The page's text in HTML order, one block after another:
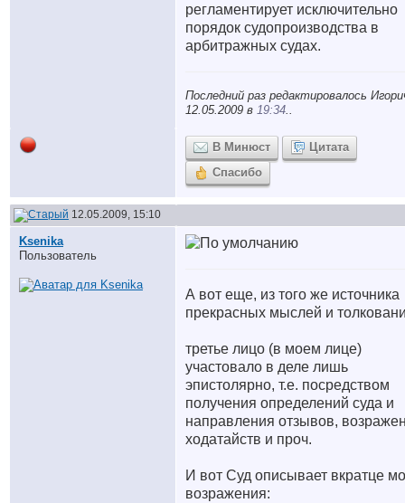
регламентирует исключительно
порядок судопроизводства в
арбитражных судах.
Последний раз редактировалось
12.05.2009 в 19:34..
В Минюст
Цитата
Спасибо
12.05.2009, 15:10
Ksenika
Пользователь
А вот еще, из того же источника
прекрасных мыслей и
третье лицо (в моем лице)
участовало в деле лишь
эпистолярно, т.е. посредством
получения определений суда и
направления отзывов,
ходатайств и проч.
И вот Суд описывает вкратце
возражения: